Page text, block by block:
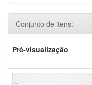
Conjunto de itens:
Pré-visualização